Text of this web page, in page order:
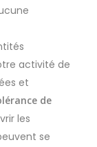
activité de
et
de
les
se